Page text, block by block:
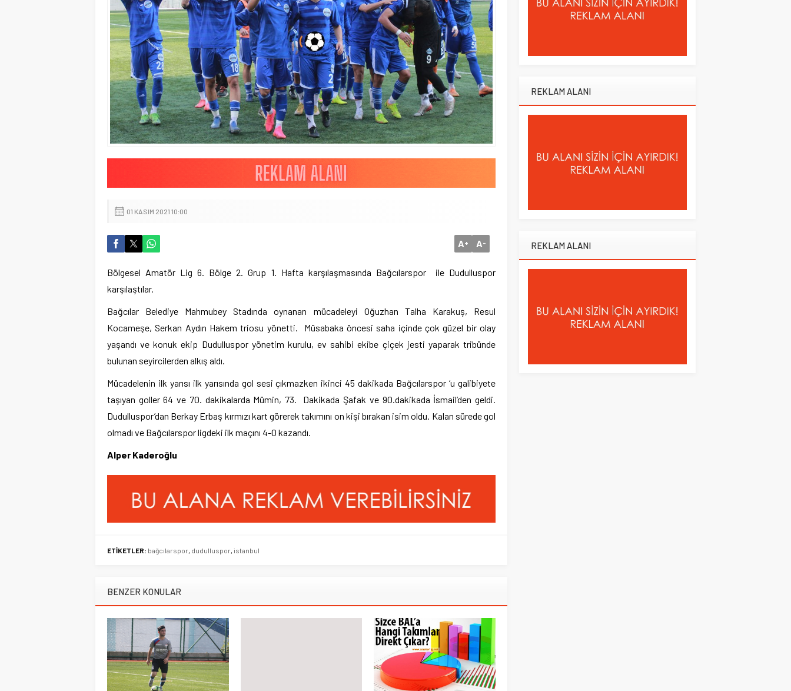
01 KASIM 2021 10:00
A+ A-
Bölgesel Amatör Lig 6. Bölge 2. Grup 1. Hafta karşılaşmasında Bağcılarspor ile Dudulluspor
karşılaştılar.
Bağcılar Belediye Mahmubey Stadında oynanan mücadeleyi Oğuzhan Talha Karakuş, Resul
Kocameşe, Serkan Aydın Hakem triosu yönetti. Müsabaka öncesi saha içinde çok güzel bir olay
yaşandı ve konuk ekip Dudulluspor yönetim kurulu, ev sahibi ekibe çiçek jesti yaparak tribünde
bulunan seyircilerden alkış aldı.
Mücadelenin ilk yarısı ilk yarısında gol sesi çıkmazken ikinci 45 dakikada Bağcılarspor ‘u galibiyete
taşıyan goller 64 ve 70. dakikalarda Mümin, 73. Dakikada Şafak ve 90.dakikada İsmail’den geldi.
Dudulluspor’dan Berkay Erbaş kırmızı kart görerek takımını on kişi bırakan isim oldu. Kalan sürede gol
olmadı ve Bağcılarspor ligdeki ilk maçını 4-0 kazandı.
Alper Kaderoğlu
ETİKETLER: bağcılarspor, dudulluspor, istanbul
BENZER KONULAR
REKLAM ALANI
REKLAM ALANI